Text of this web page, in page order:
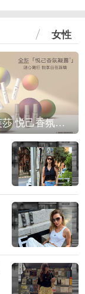
女性
IPSA茵芙莎 悦己香氛凝露上市